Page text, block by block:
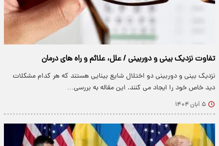
تفاوت نزدیک بینی و دوربینی / علل، علائم و راه های درمان
نزدیک بینی و دوربینی دو اختلال شایع بینایی هستند که هر کدام مشکلات
دید خاص خود را ایجاد می کنند. این مقاله به بررسی…
۵ آبان ۱۴۰۴